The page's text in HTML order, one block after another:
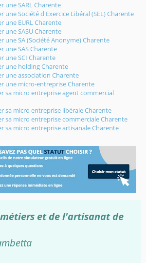
une SARL Charente
une Société d'Exercice Libéral (SEL) Charente
une EURL Charente
une SASU Charente
une SA (Société Anonyme) Charente
une SAS Charente
une SCI Charente
une holding Charente
une association Charente
une micro-entreprise Charente
sa micro entreprise agent commercial
sa micro entreprise libérale Charente
sa micro entreprise commerciale Charente
sa micro entreprise artisanale Charente
et de l'artisanat de